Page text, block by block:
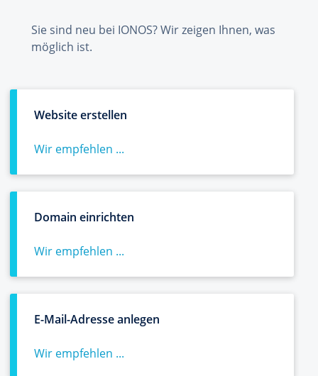
Sie sind neu bei IONOS? Wir zeigen Ihnen, was
möglich ist.
Website erstellen
Wir empfehlen ...
Domain einrichten
Wir empfehlen ...
E-Mail-Adresse anlegen
Wir empfehlen ...